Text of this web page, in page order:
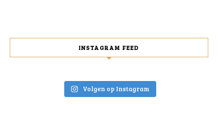
INSTAGRAM FEED
Volgen op Instagram